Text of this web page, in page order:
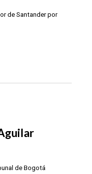
de Santander por
de Bogotá